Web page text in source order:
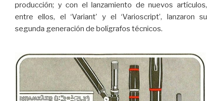
producción; y con el lanzamiento de nuevos artículos,
entre ellos, el ‘Variant’ y el ‘Varioscript’, lanzaron su
segunda generación de bolígrafos técnicos.